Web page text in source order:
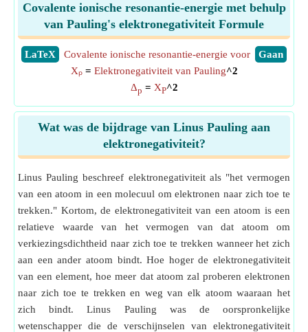
Covalente ionische resonantie-energie met behulp
van Pauling's elektronegativiteit Formule
​LaTeX ​Gaan
Covalente ionische resonantie-energie voor
Xₚ= Elektronegativiteit van Pauling^2
Δp = XP^2
Wat was de bijdrage van Linus Pauling aan
elektronegativiteit?
Linus Pauling beschreef elektronegativiteit als "het vermogen
van een atoom in een molecuul om elektronen naar zich toe te
trekken." Kortom, de elektronegativiteit van een atoom is een
relatieve waarde van het vermogen van dat atoom om
verkiezingsdichtheid naar zich toe te trekken wanneer het zich
aan een ander atoom bindt. Hoe hoger de elektronegativiteit
van een element, hoe meer dat atoom zal proberen elektronen
naar zich toe te trekken en weg van elk atoom waaraan het
zich bindt. Linus Pauling was de oorspronkelijke
wetenschapper die de verschijnselen van elektronegativiteit